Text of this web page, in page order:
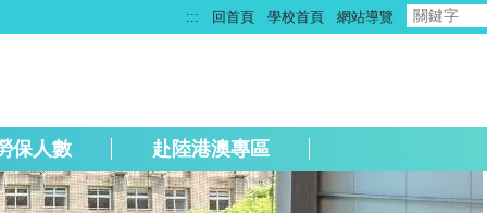
::: 回首頁 學校首頁 網站導覽
保人數 赴陸港澳專區